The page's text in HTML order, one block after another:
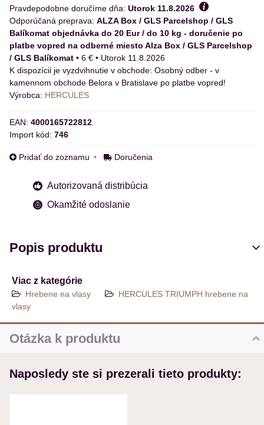
Pravdepodobne doručíme dňa: Utorok 11.8.2026
ALZA Box / GLS Parcelshop / GLS
Balíkomat objednávka do 20 Eur / do 10 kg - doručenie po
platbe vopred na odberné miesto Alza Box / GLS Parcelshop
/ GLS Balíkomat • 6 € • Utorok 11.8.2026
Osobný odber - v
kamennom obchode Belora v Bratislave po platbe vopred!
Výrobca: HERCULES
EAN: 4000165722812
Import kód: 746
Pridať do zoznamu Doručenia
Autorizovaná distribúcia
Okamžité odoslanie
Popis produktu
Viac z kategórie
Hrebene na vlasy
HERCULES TRIUMPH hrebene na
vlasy
Otázka k produktu
MENO
Naposledy ste si prezerali tieto produkty: